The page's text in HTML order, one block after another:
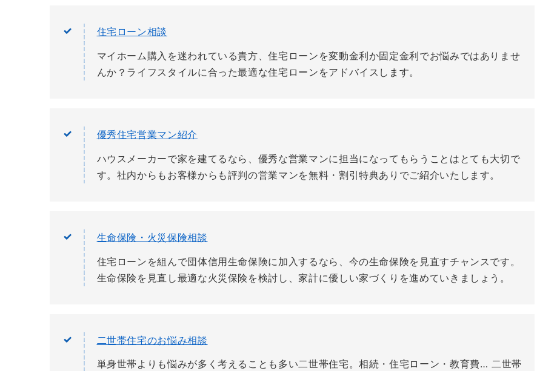
住宅ローン相談
マイホーム購入を迷われている貴方、住宅ローンを変動金利か固定金利でお悩みではありませ
んか？ライフスタイルに合った最適な住宅ローンをアドバイスします。
優秀住宅営業マン紹介
ハウスメーカーで家を建てるなら、優秀な営業マンに担当になってもらうことはとても大切で
す。社内からもお客様からも評判の営業マンを無料・割引特典ありでご紹介いたします。
生命保険・火災保険相談
住宅ローンを組んで団体信用生命保険に加入するなら、今の生命保険を見直すチャンスです。
生命保険を見直し最適な火災保険を検討し、家計に優しい家づくりを進めていきましょう。
二世帯住宅のお悩み相談
単身世帯よりも悩みが多く考えることも多い二世帯住宅。相続・住宅ローン・教育費… 二世帯